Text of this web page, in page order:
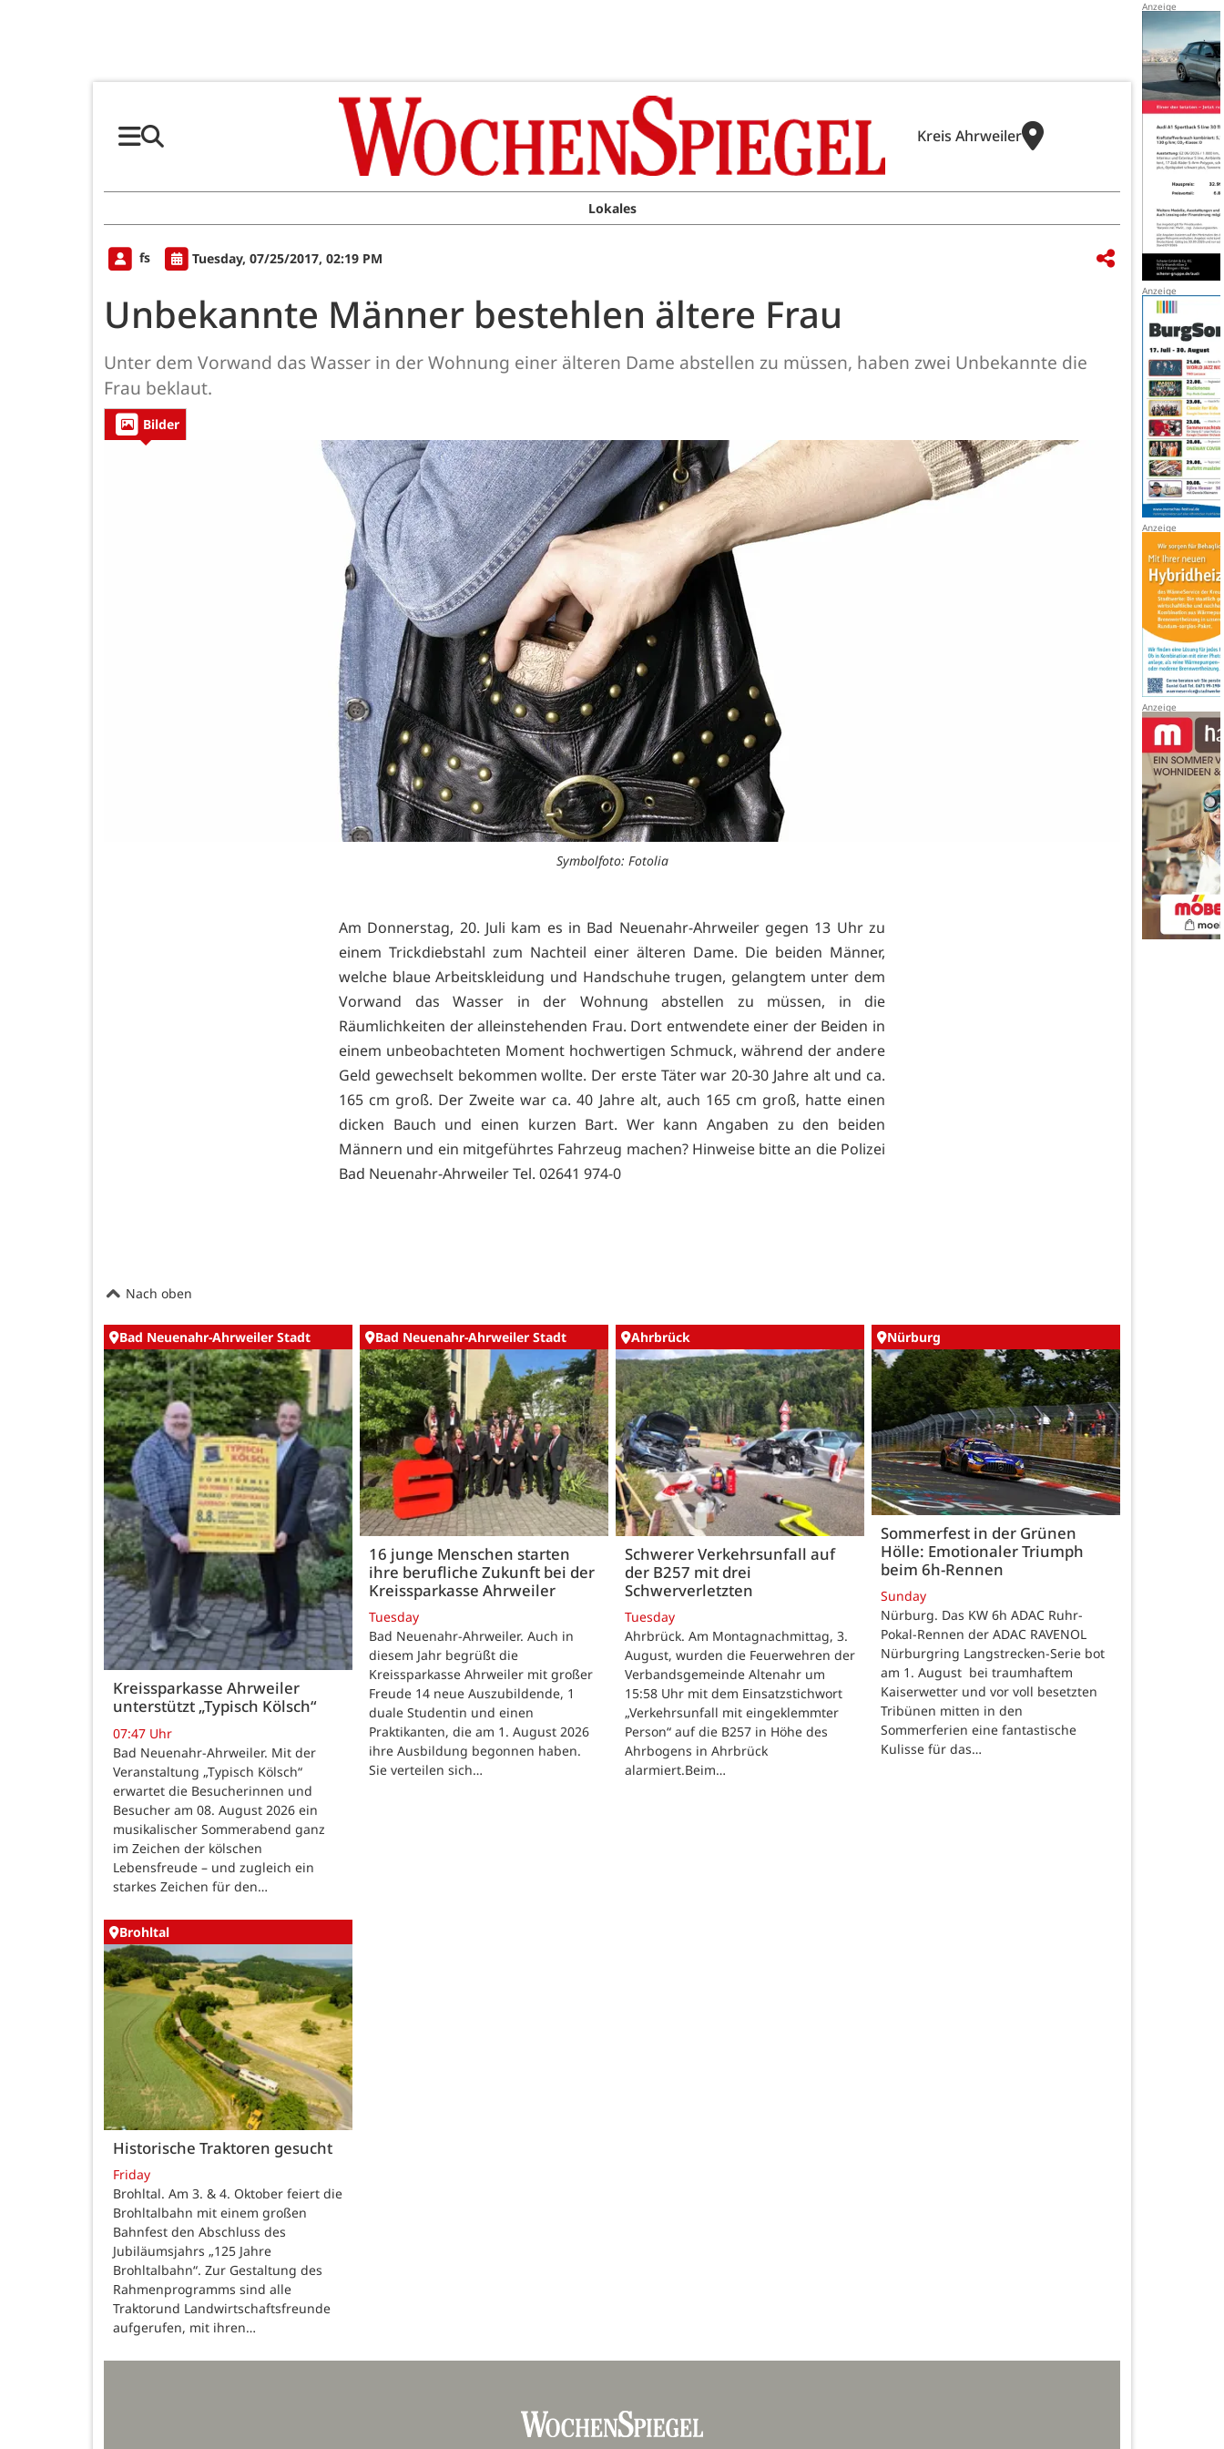
Kreis Ahrweiler
Lokales
fs Tuesday, 07/25/2017, 02:19 PM
Unbekannte Männer bestehlen ältere Frau
Unter dem Vorwand das Wasser in der Wohnung einer älteren Dame abstellen zu müssen, haben zwei Unbekannte die
Frau beklaut.
Bilder
Symbolfoto: Fotolia
Am Donnerstag, 20. Juli kam es in Bad Neuenahr-Ahrweiler gegen 13 Uhr zu
einem Trickdiebstahl zum Nachteil einer älteren Dame. Die beiden Männer,
welche blaue Arbeitskleidung und Handschuhe trugen, gelangtem unter dem
Vorwand das Wasser in der Wohnung abstellen zu müssen, in die
Räumlichkeiten der alleinstehenden Frau. Dort entwendete einer der Beiden in
einem unbeobachteten Moment hochwertigen Schmuck, während der andere
Geld gewechselt bekommen wollte. Der erste Täter war 20-30 Jahre alt und ca.
165 cm groß. Der Zweite war ca. 40 Jahre alt, auch 165 cm groß, hatte einen
dicken Bauch und einen kurzen Bart. Wer kann Angaben zu den beiden
Männern und ein mitgeführtes Fahrzeug machen? Hinweise bitte an die Polizei
Bad Neuenahr-Ahrweiler Tel. 02641 974-0
Nach oben
Bad Neuenahr-Ahrweiler Stadt
Kreissparkasse Ahrweiler
unterstützt „Typisch Kölsch“
07:47 Uhr
Bad Neuenahr-Ahrweiler. Mit der
Veranstaltung „Typisch Kölsch“
erwartet die Besucherinnen und
Besucher am 08. August 2026 ein
musikalischer Sommerabend ganz
im Zeichen der kölschen
Lebensfreude – und zugleich ein
starkes Zeichen für den…
Bad Neuenahr-Ahrweiler Stadt
16 junge Menschen starten
ihre berufliche Zukunft bei der
Kreissparkasse Ahrweiler
Tuesday
Bad Neuenahr-Ahrweiler. Auch in
diesem Jahr begrüßt die
Kreissparkasse Ahrweiler mit großer
Freude 14 neue Auszubildende, 1
duale Studentin und einen
Praktikanten, die am 1. August 2026
ihre Ausbildung begonnen haben.
Sie verteilen sich…
Ahrbrück
Schwerer Verkehrsunfall auf
der B257 mit drei
Schwerverletzten
Tuesday
Ahrbrück. Am Montagnachmittag, 3.
August, wurden die Feuerwehren der
Verbandsgemeinde Altenahr um
15:58 Uhr mit dem Einsatzstichwort
„Verkehrsunfall mit eingeklemmter
Person“ auf die B257 in Höhe des
Ahrbogens in Ahrbrück
alarmiert.Beim…
Nürburg
Sommerfest in der Grünen
Hölle: Emotionaler Triumph
beim 6h-Rennen
Sunday
Nürburg. Das KW 6h ADAC Ruhr-
Pokal-Rennen der ADAC RAVENOL
Nürburgring Langstrecken-Serie bot
am 1. August bei traumhaftem
Kaiserwetter und vor voll besetzten
Tribünen mitten in den
Sommerferien eine fantastische
Kulisse für das…
Brohltal
Historische Traktoren gesucht
Friday
Brohltal. Am 3. & 4. Oktober feiert die
Brohltalbahn mit einem großen
Bahnfest den Abschluss des
Jubiläumsjahrs „125 Jahre
Brohltalbahn“. Zur Gestaltung des
Rahmenprogramms sind alle
Traktorund Landwirtschaftsfreunde
aufgerufen, mit ihren…